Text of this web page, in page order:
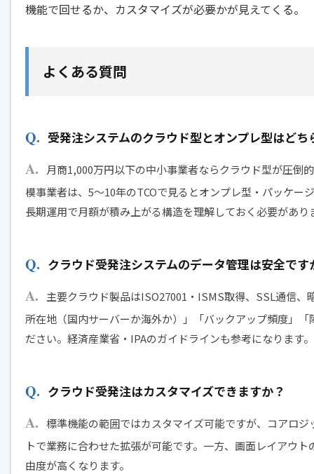
機能で回せるか、カスタマイズが必要かが見えてくる。
よくある質問
受発注システムのクラウド型とオンプレ型はどち
月商1,000万円以下の中小事業者ならクラウド型が圧倒
模事業者は、5〜10年のTCOで見るとオンプレ型・パッケ
長期運用で月額が積み上がる構造を理解しておく必要があり
クラウド受発注システムのデータ管理は安全です
主要クラウド製品はISO27001・ISMS取得、SSL通信
所在地（国内サーバーか海外か）」「バックアップ頻度」
ださい。経済産業省・IPAのガイドラインも参考になります。
クラウド受発注はカスタマイズできますか？
標準機能の範囲ではカスタマイズ可能ですが、コアロ
トで業務に合わせた拡張が可能です。一方、画面レイアウ
由度が高くなります。